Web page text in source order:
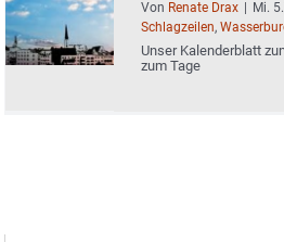
Von Renate Drax | Mi.
Schlagzeilen,
Unser Kalenderblatt
zum Tage